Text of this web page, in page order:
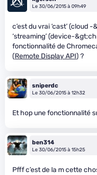
Le 30/06/2015 à 09h49
c’est du vrai ‘cast’ (cloud
‘streaming’ (device-
fonctionnalité de
(Remote Display API) ?
sniperdc
Le 30/06/2015 à 12h32
Et hop une fonctionnalité
ben314
Le 30/06/2015 à 15h25
Pfff c’est de la mcette